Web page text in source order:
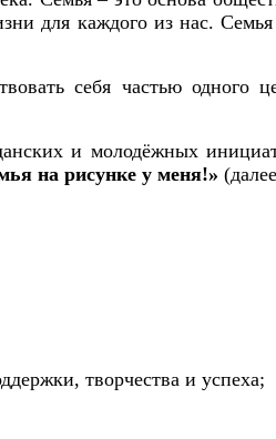
для каждого из нас.
себя частью одного
и молодёжных
на рисунке у меня!»
творчества и успеха;